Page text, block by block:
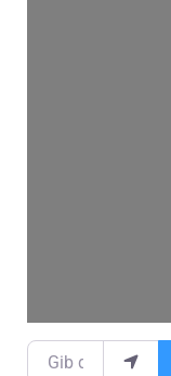
Gib deinen